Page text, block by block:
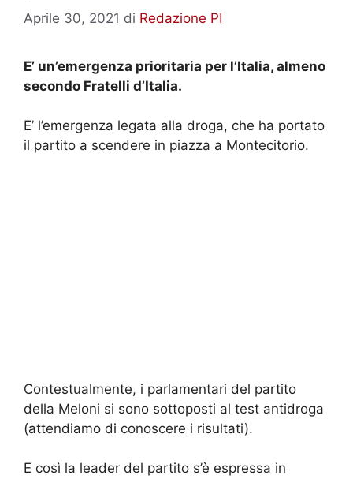
Aprile 30, 2021 di Redazione PI
E’ un’emergenza prioritaria per l’Italia, almeno
secondo Fratelli d’Italia.
E’ l’emergenza legata alla droga, che ha portato
il partito a scendere in piazza a Montecitorio.
Contestualmente, i parlamentari del partito
della Meloni si sono sottoposti al test antidroga
(attendiamo di conoscere i risultati).
E così la leader del partito s’è espressa in